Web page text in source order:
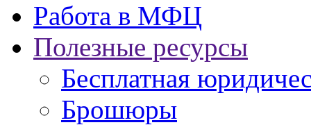
Работа в МФЦ
Полезные ресурсы
Бесплатная
Брошюры